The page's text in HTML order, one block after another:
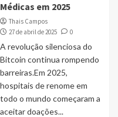
Médicas em 2025
Thais Campos
27 de abril de 2025
0
A revolução silenciosa do
Bitcoin continua rompendo
barreiras.Em 2025,
hospitais de renome em
todo o mundo começaram a
aceitar doações...